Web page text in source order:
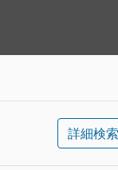
詳細検索